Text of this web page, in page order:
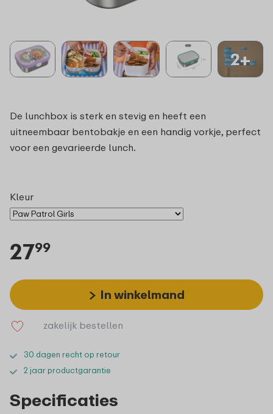
2+
De lunchbox is sterk en stevig en heeft een
uitneembaar bentobakje en een handig vorkje, perfect
voor een gevarieerde lunch.
Kleur
2799
In winkelmand
zakelijk bestellen
30 dagen recht op retour
2 jaar productgarantie
Specificaties